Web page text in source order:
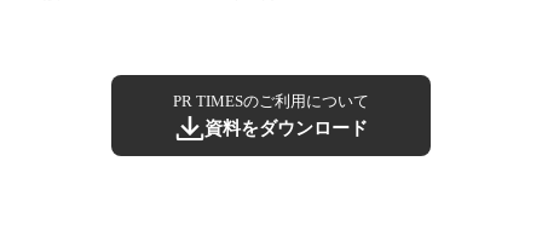
PR TIMESのご利用について
資料をダウンロード